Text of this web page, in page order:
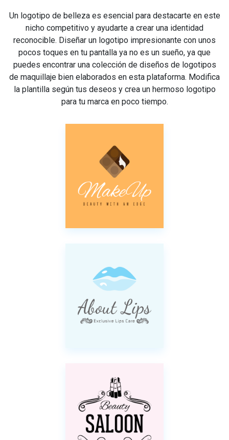
Un logotipo de belleza es esencial para destacarte en este
nicho competitivo y ayudarte a crear una identidad
reconocible. Diseñar un logotipo impresionante con unos
pocos toques en tu pantalla ya no es un sueño, ya que
puedes encontrar una colección de diseños de logotipos
de maquillaje bien elaborados en esta plataforma. Modifica
la plantilla según tus deseos y crea un hermoso logotipo
para tu marca en poco tiempo.